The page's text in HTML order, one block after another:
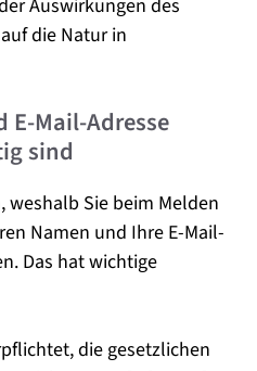
Auswirkungen des
die Natur in
E-Mail-Adresse
sind
weshalb Sie beim Melden
Namen und Ihre E-Mail-
Das hat wichtige
die gesetzlichen